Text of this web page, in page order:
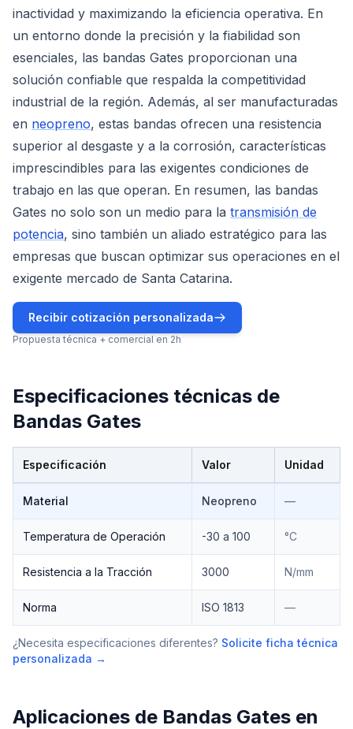
inactividad y maximizando la eficiencia operativa. En
un entorno donde la precisión y la fiabilidad son
esenciales, las bandas Gates proporcionan una
solución confiable que respalda la competitividad
industrial de la región. Además, al ser manufacturadas
en neopreno, estas bandas ofrecen una resistencia
superior al desgaste y a la corrosión, características
imprescindibles para las exigentes condiciones de
trabajo en las que operan. En resumen, las bandas
Gates no solo son un medio para la transmisión de
potencia, sino también un aliado estratégico para las
empresas que buscan optimizar sus operaciones en el
exigente mercado de Santa Catarina.
Recibir cotización personalizada
Propuesta técnica + comercial en 2h
Especificaciones técnicas de
Bandas Gates
Especificación Valor Unidad
Material Neopreno —
Temperatura de Operación -30 a 100 °C
Resistencia a la Tracción 3000 N/mm
Norma ISO 1813 —
¿Necesita especificaciones diferentes? Solicite ficha técnica
personalizada →
Aplicaciones de Bandas Gates en